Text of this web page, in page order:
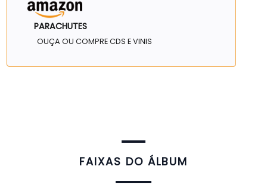
PARACHUTES
OUÇA OU COMPRE CDS E VINIS
FAIXAS DO ÁLBUM